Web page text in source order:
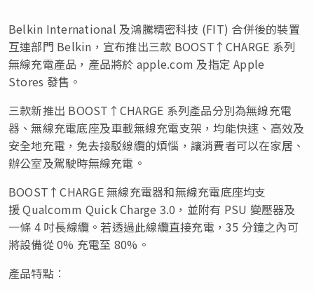
Belkin International 及鴻騰精密科技 (FIT) 合併後的裝置
互連部門 Belkin，宣布推出三款 BOOST↑CHARGE 系列
無線充電產品，產品將於 apple.com 及指定 Apple
Stores 發售。
三款新推出 BOOST↑CHARGE 系列產品分別為無線充電
器、無線充電底座及車載無線充電支架，均能快速、高效及
安全地充電，免去接駁線纜的煩惱，讓消費者可以在家居、
辦公室及駕駛時無線充電。
BOOST↑CHARGE 無線充電器和無線充電底座均支
援 Qualcomm Quick Charge 3.0，並附有 PSU 變壓器及
一條 4 吋長線纜。若透過此線纜直接充電，35 分鐘之內可
將設備從 0% 充電至 80%。
產品特點︰